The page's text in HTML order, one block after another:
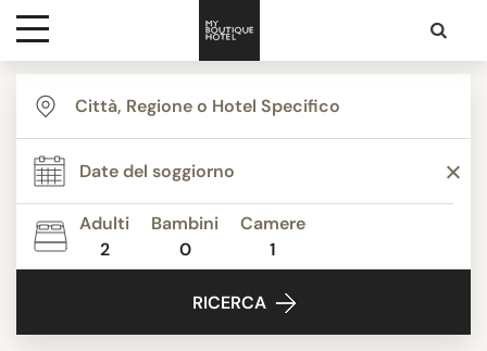
Destinazioni
Ispirazione
Contatti
Adulti
2
Bambini
0
Camere
1
RICERCA